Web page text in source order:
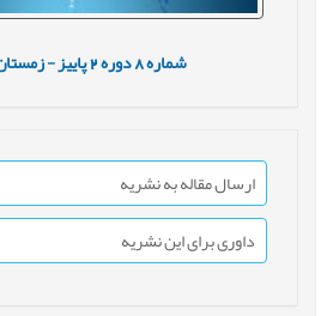
شماره8 دوره2 پاییز - زمستان
ارسال مقاله به نشریه
داوری برای این نشریه